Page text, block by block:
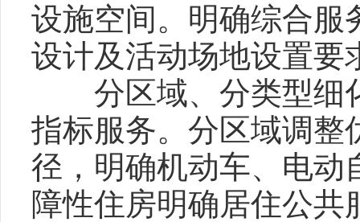
设施空间。明确综合服
设计及活动场地设置要
分区域、分类型细化
指标服务。分区域调整
径，明确机动车、电动
障性住房明确居住公共